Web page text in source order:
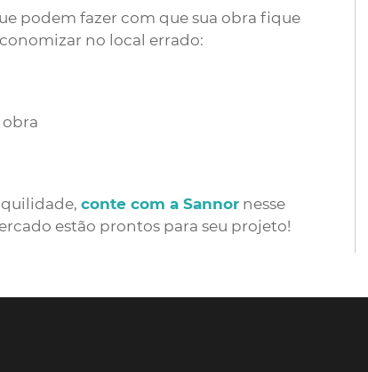
podem fazer com que sua obra fique
no local errado:
obra
conte com a Sannor nesse
estão prontos para seu projeto!